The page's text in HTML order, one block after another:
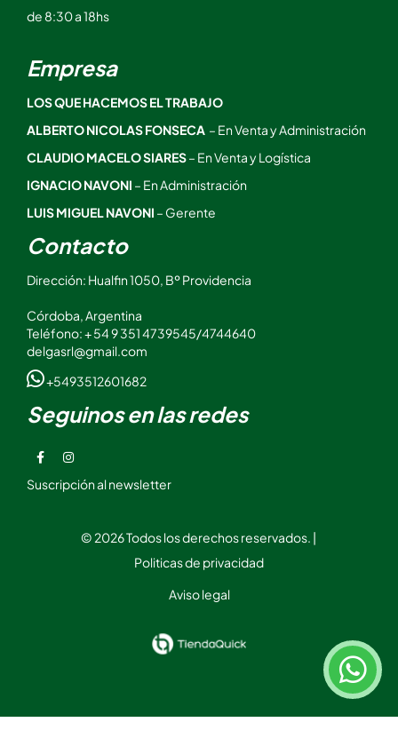
de 8:30 a 18hs
Empresa
LOS QUE HACEMOS EL TRABAJO
ALBERTO NICOLAS FONSECA – En Venta y Administración
CLAUDIO MACELO SIARES– En Venta y Logística
IGNACIO NAVONI – En Administración
LUIS MIGUEL NAVONI – Gerente
Contacto
Dirección: Hualfin 1050, Bº Providencia
Córdoba, Argentina
Teléfono: + 54 9 351 4739545/4744640
delgasrl@gmail.com
+5493512601682
Seguinos en las redes
Suscripción al newsletter
© 2026 Todos los derechos reservados. |
Politicas de privacidad
Aviso legal